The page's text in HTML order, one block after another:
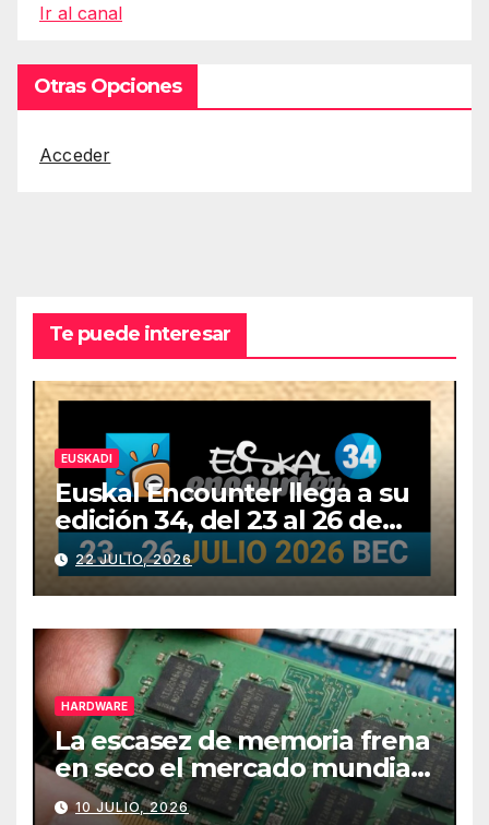
Ir al canal
Otras Opciones
Acceder
Te puede interesar
EUSKADI
Euskal Encounter llega a su
edición 34, del 23 al 26 de
julio
22 JULIO, 2026
HARDWARE
La escasez de memoria frena
en seco el mercado mundial
de PCs
10 JULIO, 2026